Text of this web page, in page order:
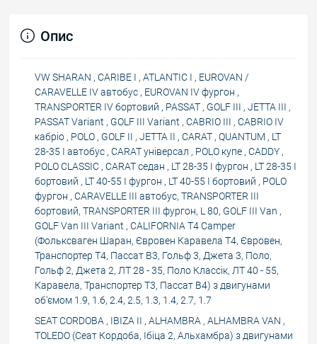
Опис
VW SHARAN , CARIBE I , ATLANTIC I , EUROVAN /
CARAVELLE IV автобус , EUROVAN IV фургон ,
TRANSPORTER IV бортовий , PASSAT , GOLF III , JETTA III ,
PASSAT Variant , GOLF III Variant , CABRIO III , CABRIO IV
кабріо , POLO , GOLF II , JETTA II , CARAT , QUANTUM , LT
28-35 I автобус , CARAT універсал , POLO купе , CADDY ,
POLO CLASSIC , CARAT седан , LT 28-35 I фургон , LT 28-35 I
бортовий , LT 40-55 I фургон , LT 40-55 I бортовий , POLO
фургон , CARAVELLE III автобус, TRANSPORTER III
бортовий, TRANSPORTER III фургон, L 80, GOLF III Van ,
GOLF Van III Variant , CALIFORNIA T4 Camper
(Фольксваген Шаран, Євровен Каравела Т4, Євровен,
Транспортер Т4, Пассат В3, Гольф 3, Джета 3, Поло,
Гольф 2, Джета 2, ЛТ 28 - 35, Поло Классік, ЛТ 40 - 55,
Каравела, Транспортер Т3, Пассат В4) з двигунами
об'ємом 1.9, 1.6, 2.4, 2.5, 1.3, 1.4, 2.7, 1.7
SEAT CORDOBA , IBIZA II , ALHAMBRA , ALHAMBRA VAN ,
TOLEDO (Сеат Кордоба, Ібіца 2, Альхамбра) з двигунами